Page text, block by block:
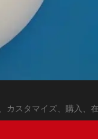
カスタマイズ、購入、